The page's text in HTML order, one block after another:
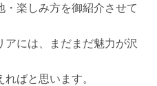
楽しみ方を御紹介させて
アには、まだまだ魅力が沢
ばと思います。